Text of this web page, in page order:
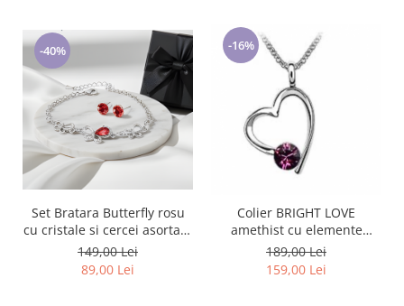
-40%
Set Bratara Butterfly rosu
cu cristale si cercei asortati,
placate cu aur 18K
149,00 Lei
89,00 Lei
-16%
Colier BRIGHT LOVE
amethist cu elemente
Swarovski, placat cu aur 18k
189,00 Lei
159,00 Lei